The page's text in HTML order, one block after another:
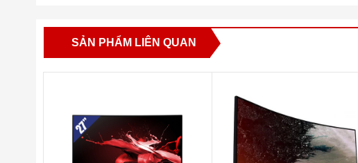
Độ phân giải:
Độ tương phản:
Thời gian đáp ứng:
SẢN PHẨM LIÊN QUAN